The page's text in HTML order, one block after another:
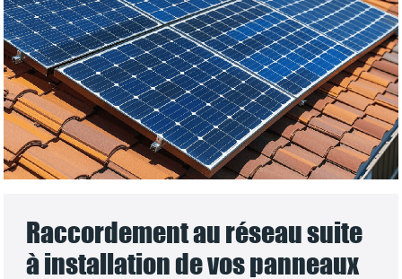
Raccordement au réseau suite
à installation de vos panneaux